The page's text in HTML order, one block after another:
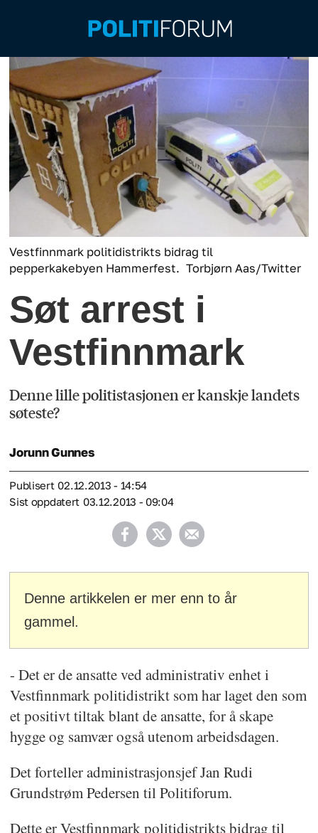
Vestfinnmark politidistrikts bidrag til
pepperkakebyen Hammerfest. Torbjørn Aas/Twitter
Søt arrest i
Vestfinnmark
Denne lille politistasjonen er kanskje landets
søteste?
JorunnGunnes
Publisert
02.12.2013 - 14:54
Sist oppdatert
03.12.2013 - 09:04
Denne artikkelen er mer enn to år
gammel.
- Det er de ansatte ved administrativ enhet i
Vestfinnmark politidistrikt som har laget den som
et positivt tiltak blant de ansatte, for å skape
hygge og samvær også utenom arbeidsdagen.
Det forteller administrasjonsjef Jan Rudi
Grundstrøm Pedersen til Politiforum.
Dette er Vestfinnmark politidistrikts bidrag til